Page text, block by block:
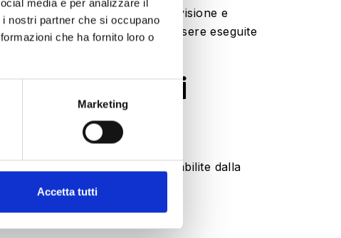
media e per analizzare il
nostri partner che si occupano
che ha fornito loro o
Marketing
Accetta tutti
controllo periodico, revisione e
Ma quando devono essere eseguite
i controlli
, secondo precise scadenze stabilite dalla